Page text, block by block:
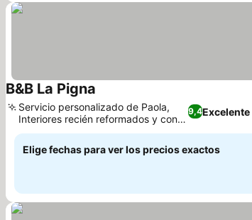
B&B La Pigna
9,4Excelente
Servicio personalizado de Paola,
Interiores recién reformados y con
estilo
Elige fechas para ver los precios exactos